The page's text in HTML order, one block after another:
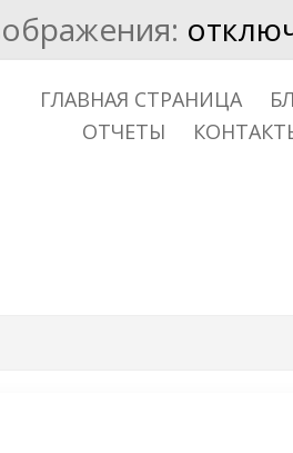
ГЛАВНАЯ СТРАНИЦА
ОТЧЕТЫ